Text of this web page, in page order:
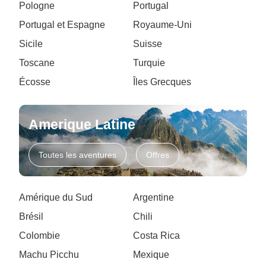
Pologne
Portugal
Portugal et Espagne
Royaume-Uni
Sicile
Suisse
Toscane
Turquie
Écosse
Îles Grecques
Amerique Latine
Toutes les aventures Offres
Amérique du Sud
Argentine
Brésil
Chili
Colombie
Costa Rica
Machu Picchu
Mexique